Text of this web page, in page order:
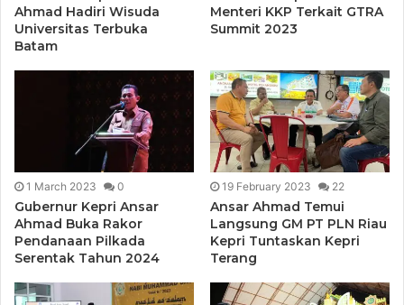
Ahmad Hadiri Wisuda
Universitas Terbuka
Batam
Menteri KKP Terkait GTRA
Summit 2023
1 March 2023 0
Gubernur Kepri Ansar
Ahmad Buka Rakor
Pendanaan Pilkada
Serentak Tahun 2024
19 February 2023 22
Ansar Ahmad Temui
Langsung GM PT PLN Riau
Kepri Tuntaskan Kepri
Terang